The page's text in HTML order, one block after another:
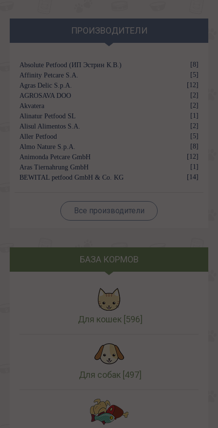
ПРОИЗВОДИТЕЛИ
Absolute Petfood (ИП Эстрин К.В.)
[8]
Affinity Petcare S.A.
[5]
Agras Delic S.p.A.
[12]
AGROSAVA DOO
[2]
Akvatera
[2]
Alinatur Petfood SL
[1]
Alisul Alimentos S.A.
[2]
Aller Petfood
[5]
Almo Nature S.p.A.
[8]
Animonda Petcare GmbH
[12]
Aras Tiernahrung GmbH
[1]
BEWITAL petfood GmbH & Co. KG
[14]
Все производители
БАЗА КОРМОВ
Для кошек [596]
Для собак [497]